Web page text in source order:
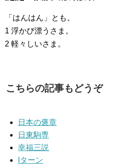
「はんはん」とも。
1 浮かび漂うさま。
2 軽々しいさま。
こちらの記事もどうぞ
日本の褒章
日東駒専
幸福三説
Iターン